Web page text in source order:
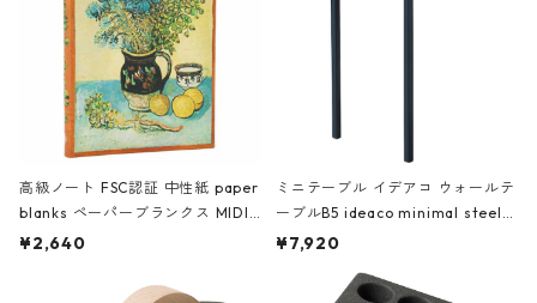
高級ノート FSC認証 中性紙 paper
blanks ペーパーブランクス MIDI
ハードカバー 罫線 ヴァン・ゴッホ
¥2,640
ミニテーブル イデアコ ウォールテ
ーブルB5 ideaco minimal steel f
urniture WALL Table B5 ネイビー
¥7,920